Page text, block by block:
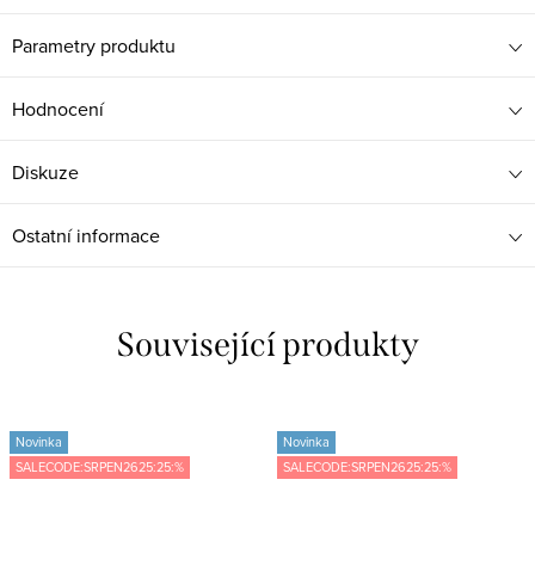
Parametry produktu
Hodnocení
Diskuze
Ostatní informace
Související produkty
Novinka
SALECODE:SRPEN2625:25:%
Novinka
SALECODE:SRPEN2625:25:%